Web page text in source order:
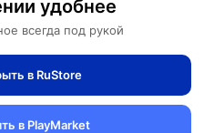
удобнее
всегда под рукой
в RuStore
в PlayMarket
рук a Paris of